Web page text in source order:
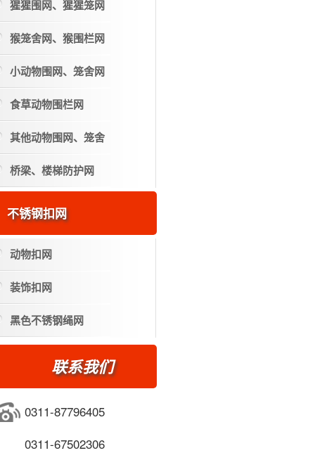
猩猩围网、猩猩笼网
猴笼舍网、猴围栏网
小动物围网、笼舍网
食草动物围栏网
其他动物围网、笼舍
桥梁、楼梯防护网
不锈钢扣网
动物扣网
装饰扣网
黑色不锈钢绳网
联系我们
0311-87796405
0311-67502306